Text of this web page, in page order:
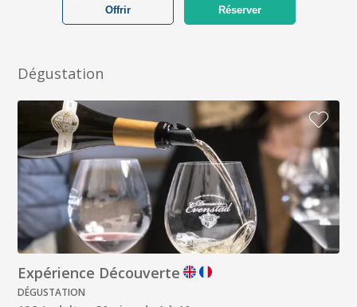
Réserver
Offrir
Dégustation
Expérience Découverte
DÉGUSTATION